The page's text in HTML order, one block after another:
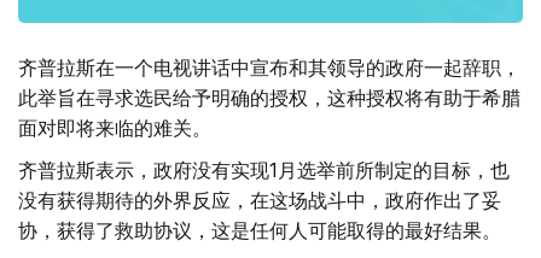
齐普拉斯在一个电视讲话中宣布和其领导的政府一起辞职，
此举旨在寻求选民给予明确的授权，这种授权将有助于希腊
面对即将来临的难关。
齐普拉斯表示，政府没有实现1月选举前所制定的目标，也
没有获得期待的外界反应，在这场战斗中，政府作出了妥
协，获得了救助协议，这是任何人可能取得的最好结果。